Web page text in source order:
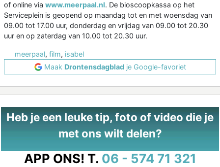
of online via www.meerpaal.nl. De bioscoopkassa op het
Serviceplein is geopend op maandag tot en met woensdag van
09.00 tot 17.00 uur, donderdag en vrijdag van 09.00 tot 20.30
uur en op zaterdag van 10.00 tot 20.30 uur.
meerpaal, film, isabel
Maak Drontensdagbladje Google-favoriet
Heb je een leuke tip, foto of video die je
met ons wilt delen?
APP ONS! T. 06 - 574 71 321